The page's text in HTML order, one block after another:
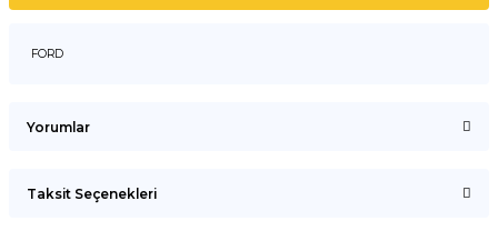
FORD
Yorumlar
Taksit Seçenekleri